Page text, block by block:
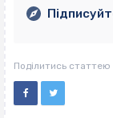
Поділитись статтею